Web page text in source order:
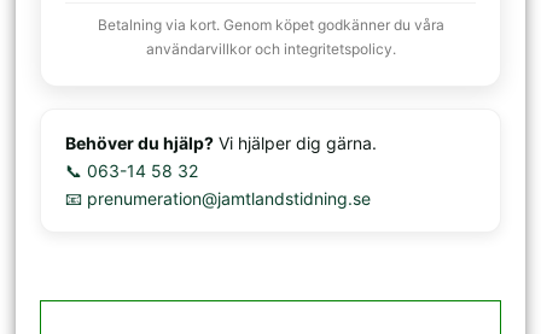
Betalning via kort. Genom köpet godkänner du våra
användarvillkor och integritetspolicy.
Behöver du hjälp? Vi hjälper dig gärna.
📞 063-14 58 32
📧 prenumeration@jamtlandstidning.se